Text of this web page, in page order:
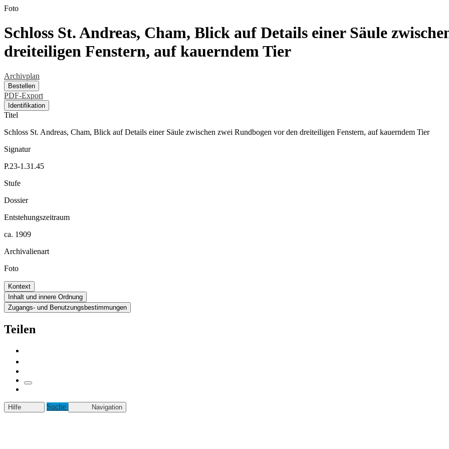
Foto
Schloss St. Andreas, Cham, Blick auf Details einer Säule
dreiteiligen Fenstern, auf kauerndem Tier
Archivplan
Bestellen
PDF-Export
Identifikation
Titel
Schloss St. Andreas, Cham, Blick auf Details einer Säule zwischen zwei Rundbogen vor den dreiteiligen Fenstern, auf kauerndem Tier
Signatur
P.23-1.31.45
Stufe
Dossier
Entstehungszeitraum
ca. 1909
Archivalienart
Foto
Kontext
Inhalt und innere Ordnung
Zugangs- und Benutzungsbestimmungen
Teilen
Hilfe Suche Navigation